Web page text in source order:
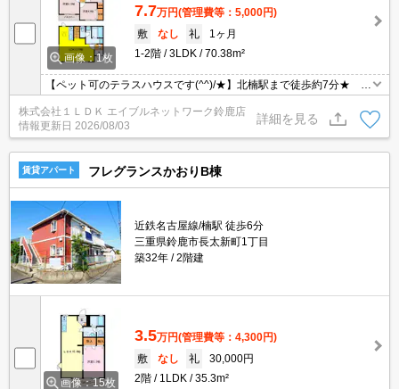
画像：1枚
7.7万円(管理費等：5,000円)
敷
なし 礼
1ヶ月
1-2階
3LDK 70.38m²
【ペット可のテラスハウスです(^^)/★】北楠駅まで徒歩約7分★ エ
アコン2基、追い焚き、温水洗浄便座付き★ お風呂は一坪バスな
のでゆ～ったり入れます(^^)/ お問い合わせはグリーンの看板「エ
イブル」まで☆
株式会社１ＬＤＫ エイブルネットワーク鈴鹿店
情報更新日 2026/08/03
詳細を見る
賃貸アパート フレグランスかおりB棟
近鉄名古屋線/楠駅 徒歩6分
三重県鈴鹿市長太新町1丁目
築32年
2階建
画像：15枚
3.5万円(管理費等：4,300円)
敷
なし 礼
30,000円
2階
1LDK 35.3m²